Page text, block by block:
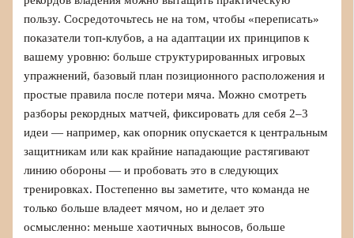
пользу. Сосредоточьтесь не на том, чтобы «переписать»
показатели топ‑клубов, а на адаптации их принципов к
вашему уровню: больше структурированных игровых
упражнений, базовый план позиционного расположения и
простые правила после потери мяча. Можно смотреть
разборы рекордных матчей, фиксировать для себя 2–3
идеи — например, как опорник опускается к центральным
защитникам или как крайние нападающие растягивают
линию обороны — и пробовать это в следующих
тренировках. Постепенно вы заметите, что команда не
только больше владеет мячом, но и делает это
осмысленно: меньше хаотичных выносов, больше